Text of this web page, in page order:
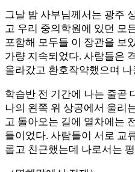
그날 밤 사부님께서는 광주
고 우리 중의학원에 있던 모
포함해 모두들 이 장관을 보
가량 지속되었다. 사람들은
올라갔고 환호작약했으며
학습반 전 기간에 나는 줄곧
나의 왼쪽 위 상공에서 울리
고 돌아오는 길에 열차에는
들이었다. 사람들이 서로 교
롭고 친근했는데 나로서는